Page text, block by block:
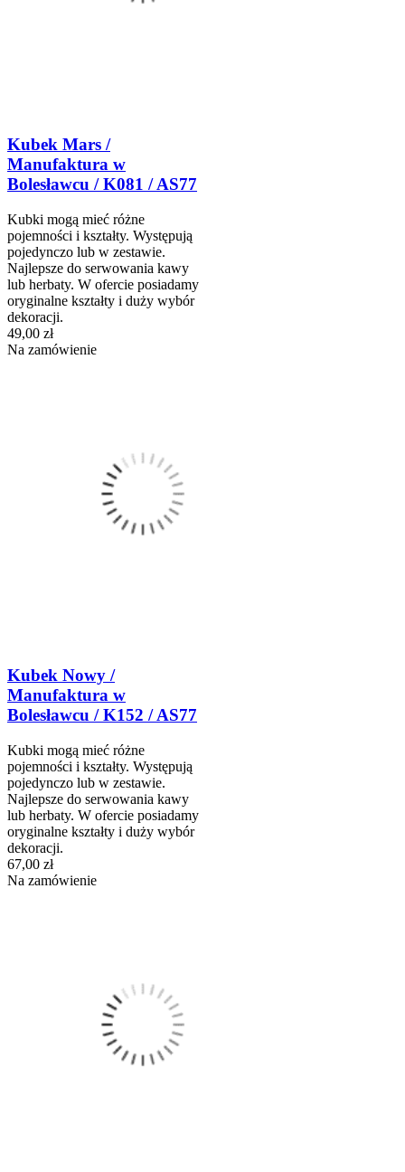
Kubek Mars /
Manufaktura w
Bolesławcu / K081 / AS77
Kubki mogą mieć różne
pojemności i kształty. Występują
pojedynczo lub w zestawie.
Najlepsze do serwowania kawy
lub herbaty. W ofercie posiadamy
oryginalne kształty i duży wybór
dekoracji.
49,00 zł
Na zamówienie
Kubek Nowy /
Manufaktura w
Bolesławcu / K152 / AS77
Kubki mogą mieć różne
pojemności i kształty. Występują
pojedynczo lub w zestawie.
Najlepsze do serwowania kawy
lub herbaty. W ofercie posiadamy
oryginalne kształty i duży wybór
dekoracji.
67,00 zł
Na zamówienie